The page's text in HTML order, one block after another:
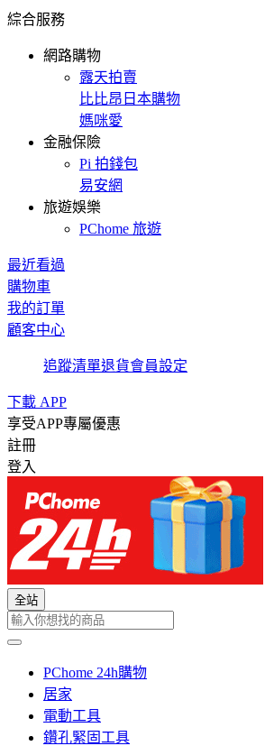
綜合服務
網路購物
露天拍賣
比比昂日本購物
媽咪愛
金融保險
Pi 拍錢包
易安網
旅遊娛樂
PChome 旅遊
最近看過
購物車
我的訂單
顧客中心
追蹤清單退貨會員設定
下載 APP
享受APP專屬優惠
註冊
登入
全站
PChome 24h購物
居家
電動工具
鑽孔緊固工具